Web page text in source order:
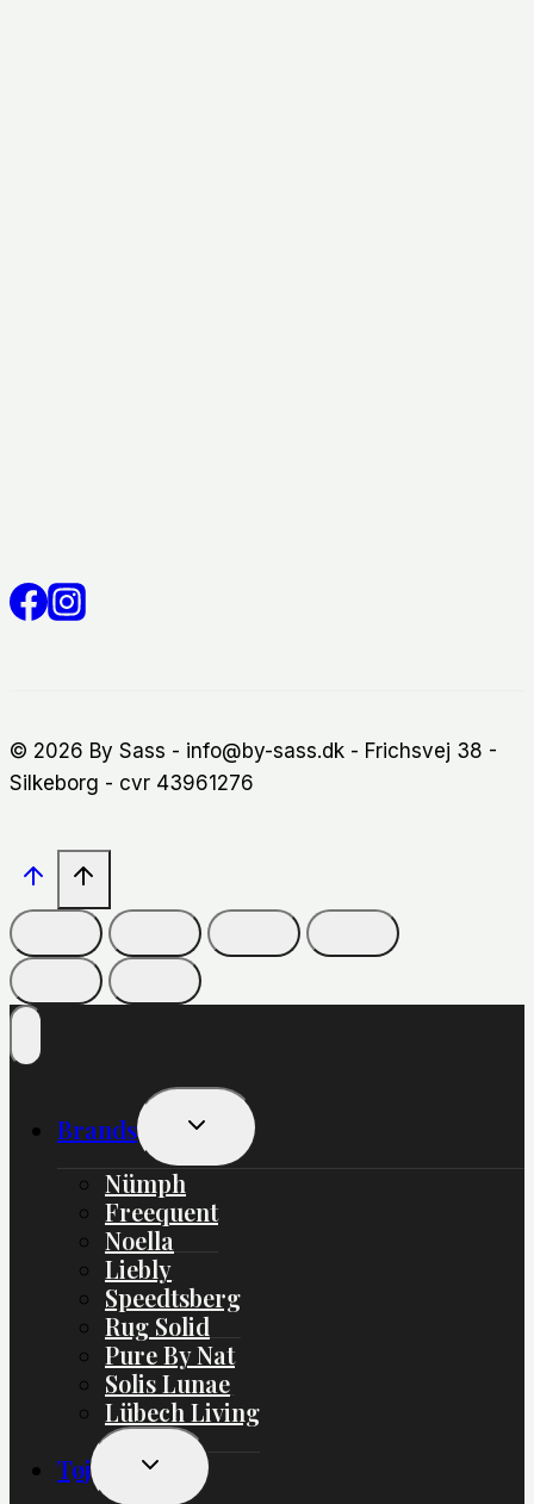
© 2026 By Sass - info@by-sass.dk - Frichsvej 38 -
Silkeborg - cvr 43961276
Brands
Skift
Undermenu
Nümph
Freequent
Noella
Liebly
Speedtsberg
Rug Solid
Pure By Nat
Solis Lunae
Lübech Living
Tøj
Skift
Undermenu